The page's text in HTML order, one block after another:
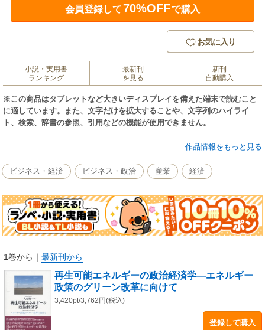
会員登録して70%OFFで購入
お気に入り
小説・実用書
ランキング
最新刊
を見る
新刊
自動購入
※この商品はタブレットなど大きいディスプレイを備えた端末で読むこと
に適しています。また、文字だけを拡大することや、文字列のハイライ
ト、検索、辞書の参照、引用などの機能が使用できません。
地球温暖化対策の１つとして、太陽光や風力などによる再生可能エネルギ
日本のエネルギー政策を提示する。
【主な内容】
序 章 新しい環境・エネルギー政策を切り拓く―原子力依存か、再生可
能エネルギーの爆発的普及か
第１章 なぜ日本では原子力発電が拡大したのか―原子力政策の政治経済
第２章 原子力発電は本当に安いのか―経済的優位性に関する検討
第３章 将来に莫大なツケを残す再処理政策―原子力政策の負の遺産
第４章 未来を拓く再生可能エネルギー政策―再生可能エネルギー政策の
役割と課題
第５章 アメリカ・テキサス州で風力が伸びる理由は何か―固定枠制の成
功事例
第６章 イギリス・競争入札制の光と陰―再生可能エネルギー普及政策の
作品情報をもっと見る
ビジネス・経済 ビジネス・政治 産業 経済
1巻から ｜ 最新刊から
再生可能エネルギーの政治経済学―エネルギー
政策のグリーン改革に向けて
3,420pt/3,762円(税込)
登録して購入